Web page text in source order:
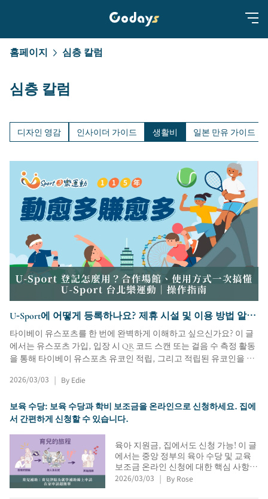
홈페이지 심층 칼럼
심층 칼럼
디자인 영감 인사이더 가이드 생활비 일본 만유 가이드
U-Sport에 어떻게 등록하나요? 제휴 시설 및 이용 방법 알아
보기 | U-Sport 타이베이 | 사용자 가이드
타이베이 유스포츠를 한 번에 완벽하게 이해하고 싶으신가요? 이 글
에서는 유스포츠 가입, 입장 시 QR 코드 스캔 또는 걸음 수 측정 활동
을 통해 타이베이 유스포츠 유코인 적립, 그리고 적립된 유코인을 제
을 안내합니다. 또한, 행운권 추첨 참여 방법, 1,500대만달러 스포츠
드 링크도 함께 제공합니다.
2026/03/03 By Edie
보육 수당: 보육 수당과 학비 보조금을 온라인으로 신청하세요. 집에
서 간편하게 신청할 수 있습니다.
육아 지원금, 집에서도 신청 가능! 이 글
에서는 중앙 정부의 육아 수당 및 교육
보조금 온라인 신청에 대한 핵심 사항들
을 정리했습니다. 육아 수당 금액, 적용
2026/03/03 By Rose